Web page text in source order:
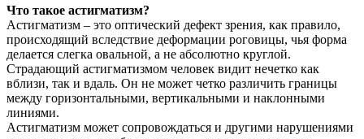
Что такое астигматизм?
Астигматизм – это оптический дефект зрения, как правило,
происходящий вследствие деформации роговицы, чья форма
делается слегка овальной, а не абсолютно круглой.
Страдающий астигматизмом человек видит нечетко как
вблизи, так и вдаль. Он не может четко различить границы
между горизонтальными, вертикальными и наклонными
линиями.
Астигматизм может сопровождаться и другими нарушениями